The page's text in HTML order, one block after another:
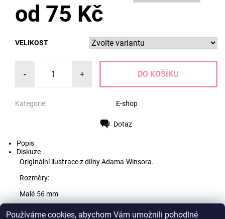
od 75 Kč
VELIKOST
- +
Kategorie: E-shop
Dotaz
Popis
Diskuze
Originální ilustrace z dílny Adama Winsora.
Rozměry:
Malé 56 mm
Velké 75 mm
Používáme cookies, abychom Vám umožnili pohodlné